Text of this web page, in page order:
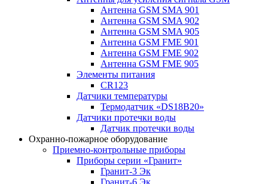
Антенна GSM SMA 901
Антенна GSM SMA 902
Антенна GSM SMA 905
Антенна GSM FME 901
Антенна GSM FME 902
Антенна GSM FME 905
Элементы питания
CR123
Датчики температуры
Термодатчик «DS18B20»
Датчики протечки воды
Датчик протечки воды
Охранно-пожарное оборудование
Приемно-контрольные приборы
Приборы серии «Гранит»
Гранит-3 Эк
Гранит-6 Эк